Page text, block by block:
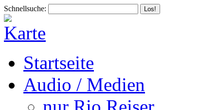
Schnellsuche:
Startseite
Audio / Medien